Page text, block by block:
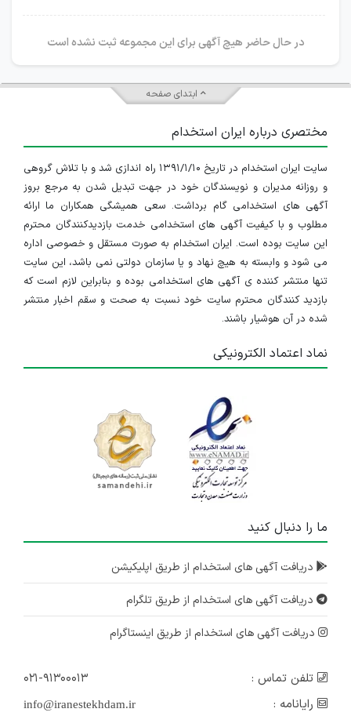
در حال حاضر هیچ آگهی برای این مجموعه ثبت نشده است
ابتدای صفحه
مختصری درباره ایران استخدام
سایت ایران استخدام در تاریخ ۱۳۹۱/۱/۱۰ راه اندازی شد و با تلاش گروهی
و روزانه مدیران و نویسندگان خود در جهت تبدیل شدن به مرجع بروز
آگهی های استخدامی گام برداشت. سعی همیشگی همکاران ما ارائه
مطلوب و با کیفیت آگهی های استخدامی خدمت بازدیدکنندگان محترم
این سایت بوده است. ایران استخدام به صورت مستقل و خصوصی اداره
می شود و وابسته به هیچ نهاد و یا سازمان دولتی نمی باشد، این سایت
تنها منتشر کننده ی آگهی های استخدامی بوده و بنابراین لازم است که
بازدید کنندگان محترم سایت خود نسبت به صحت و سقم اخبار منتشر
شده در آن هوشیار باشند.
نماد اعتماد الکترونیکی
ما را دنبال کنید
دریافت آگهی های استخدام از طریق اپلیکیشن
دریافت آگهی های استخدام از طریق تلگرام
دریافت آگهی های استخدام از طریق اینستاگرام
تلفن تماس :
۰۲۱-۹۱۳۰۰۰۱۳
رایانامه :
info@iranestekhdam.ir